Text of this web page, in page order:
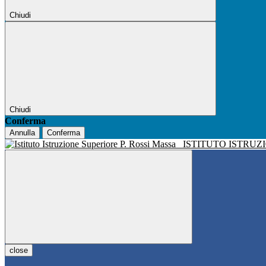
Chiudi
Chiudi
Conferma
Annulla Conferma
ISTITUTO
close